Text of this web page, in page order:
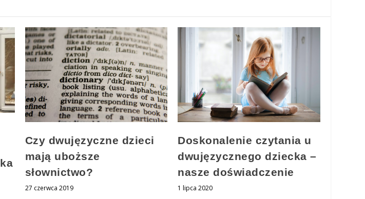
Czy dwujęzyczne dzieci
mają uboższe
słownictwo?
27 czerwca 2019
Doskonalenie czytania u
dwujęzycznego dziecka –
nasze doświadczenie
1 lipca 2020